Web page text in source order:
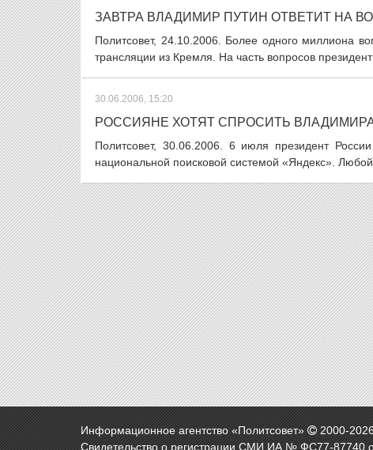
ЗАВТРА ВЛАДИМИР ПУТИН ОТВЕТИТ НА
Политсовет, 24.10.2006. Более одного миллиона
трансляции из Кремля. На часть вопросов
30.06.2006, 15:20
РОССИЯНЕ ХОТЯТ СПРОСИТЬ
Политсовет, 30.06.2006. 6 июля президент
национальной поисковой системой «Яндекс».
Информационное агентство «Политсовет» 2000-
Свидетельство о регистрации СМИ ИА № ФС77-87740